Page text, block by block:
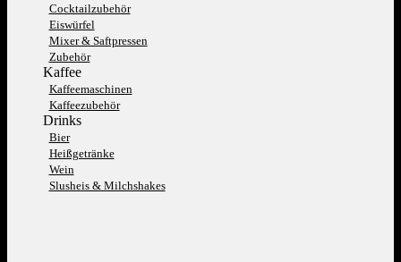
Cocktailzubehör
Eiswürfel
Mixer & Saftpressen
Zubehör
Kaffee
Kaffeemaschinen
Kaffeezubehör
Drinks
Bier
Heißgetränke
Wein
Slusheis & Milchshakes